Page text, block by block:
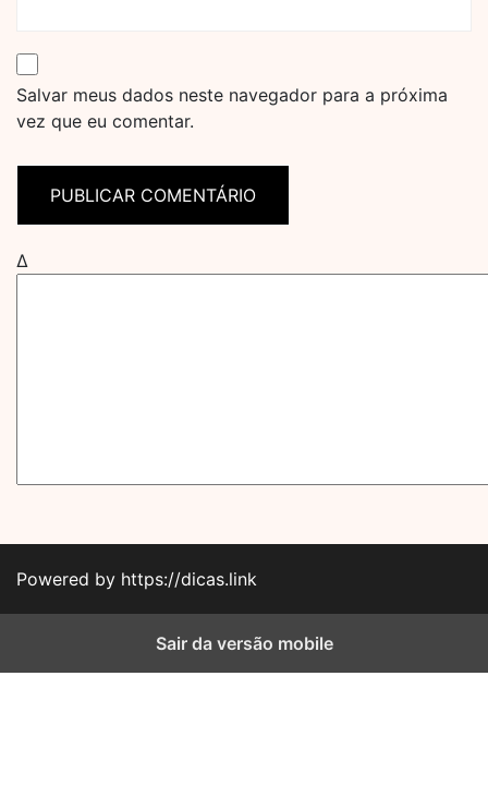
Salvar meus dados neste navegador para a próxima
vez que eu comentar.
Δ
Powered by https://dicas.link
Sair da versão mobile